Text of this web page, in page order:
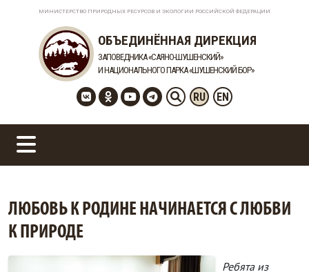
МИНИСТЕРСТВО ПРИРОДНЫХ РЕСУРСОВ И ЭКОЛОГИИ РОССИЙСКОЙ ФЕДЕРАЦИИ
ОБЪЕДИНЁННАЯ ДИРЕКЦИЯ
ЗАПОВЕДНИКА «САЯНО-ШУШЕНСКИЙ»
И НАЦИОНАЛЬНОГО ПАРКА «ШУШЕНСКИЙ БОР»
RU EN
ЛЮБОВЬ К РОДИНЕ НАЧИНАЕТСЯ С ЛЮБВИ
К ПРИРОДЕ
Ребята из